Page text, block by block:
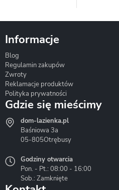
Hydrostop
Informacje
Blog
Regulamin zakupów
Zwroty
Reklamacje produktów
Polityka prywatności
Gdzie się mieścimy
dom-lazienka.pl
Baśniowa 3a
05-805Otrębusy
Godziny otwarcia
Pon. - Pt.: 08:00 - 16:00
Sob.: Zamknięte